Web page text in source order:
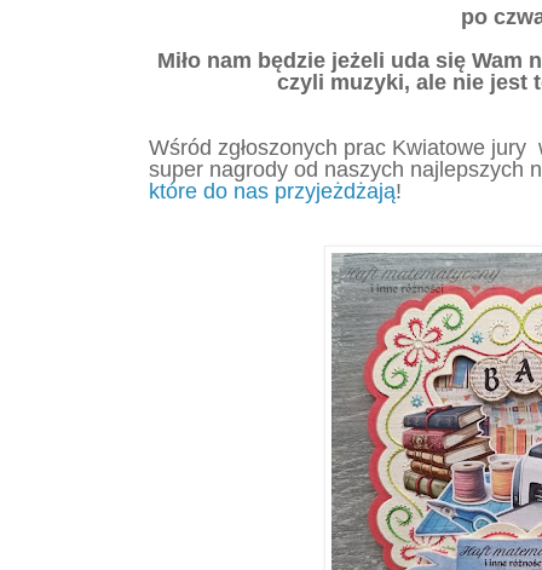
po
Miło nam będzie jeżeli uda się
czyli muzyki, ale nie jest
Wśród zgłoszonych prac Kwiatowe
super nagrody od naszych najlepszych
które do nas przyjeżdżają!